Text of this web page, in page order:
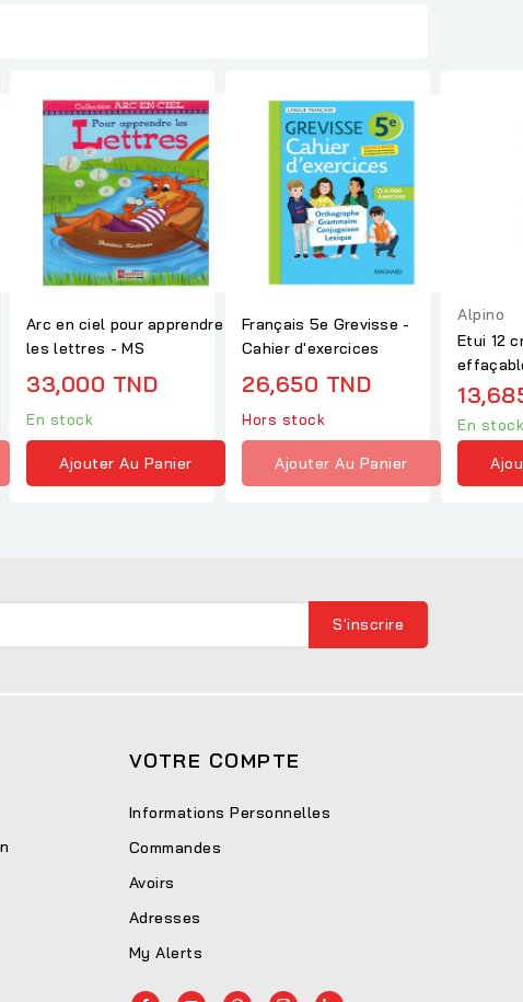
Arc en ciel pour apprendre
les lettres - MS
33,000 TND
En stock
Ajouter Au Panier
Français 5e Grevisse -
Cahier d'exercices
26,650 TND
Hors stock
Ajouter Au Panier
Alpino
Etui 12
En stock
VOTRE COMPTE
Informations Personnelles
Commandes
Avoirs
Adresses
My Alerts